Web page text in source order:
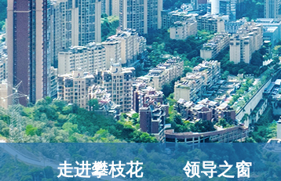
走进攀枝花 领导之窗